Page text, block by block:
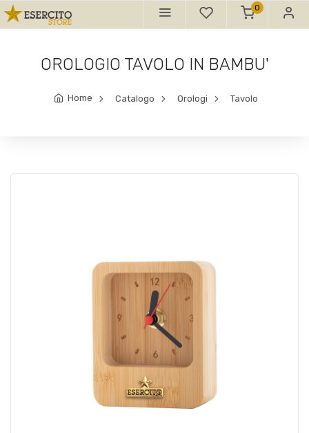
0
OROLOGIO TAVOLO IN BAMBU'
Home Catalogo Orologi Tavolo